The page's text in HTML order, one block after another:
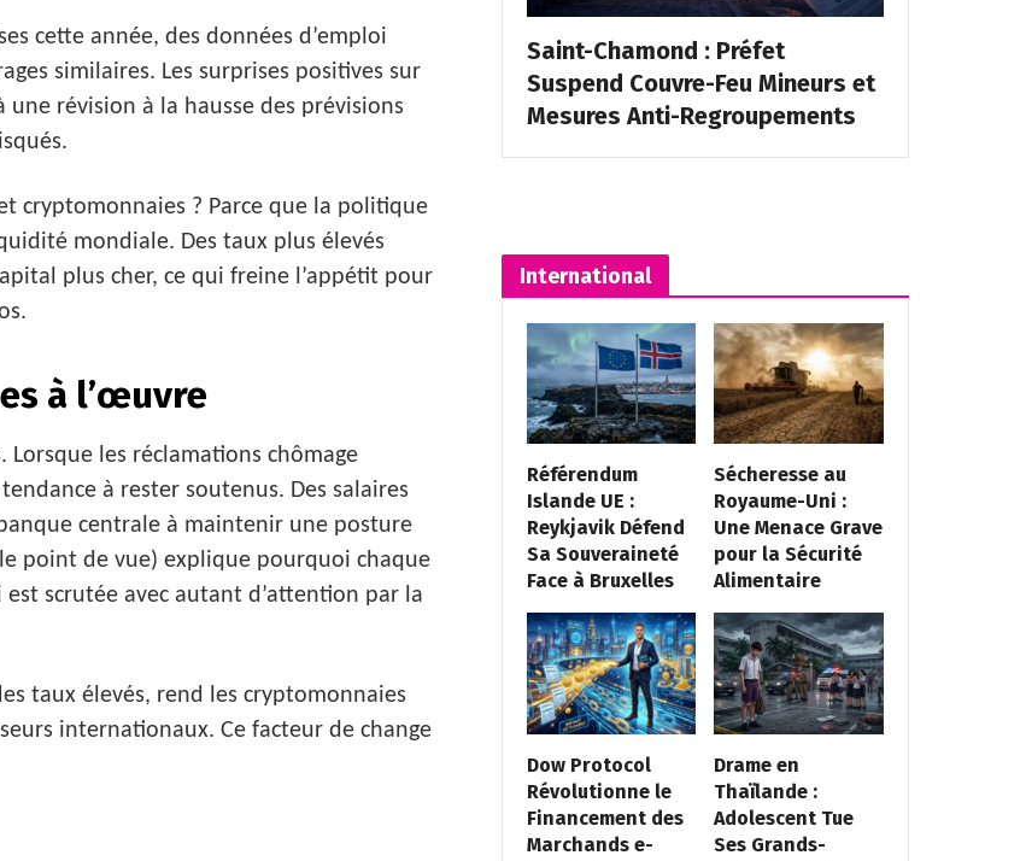
cette année, des données d’emploi
similaires. Les surprises positives sur
révision à la hausse des prévisions
cryptomonnaies ? Parce que la politique
mondiale. Des taux plus élevés
plus cher, ce qui freine l’appétit pour
à l’œuvre
les réclamations chômage
à rester soutenus. Des salaires
centrale à maintenir une posture
point de vue) explique pourquoi chaque
scrutée avec autant d’attention par la
taux élevés, rend les cryptomonnaies
internationaux. Ce facteur de change
Saint-Chamond : Préfet
Suspend Couvre-Feu Mineurs et
Mesures Anti-Regroupements
International
Référendum
Islande UE :
Reykjavik Défend
Sa Souveraineté
Face à Bruxelles
Sécheresse au
Royaume-Uni :
Une Menace Grave
pour la Sécurité
Alimentaire
Dow Protocol
Révolutionne le
Financement des
Marchands e-
Drame en
Thaïlande :
Adolescent Tue
Ses Grands-